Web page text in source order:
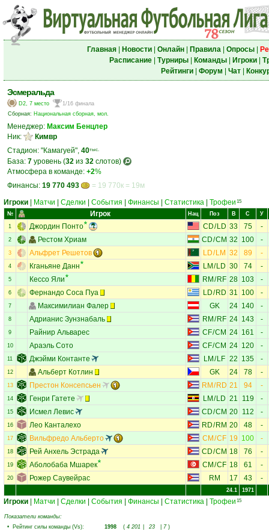
Главная| Новости| Онлайн| Правила| Опросы|
Расписание| Турниры| Команды| Игроки|
Рейтинги| Форум Чат|
Эсмеральда
D2, 7 место
1/16 финала
Сборная: Национальная сборная, мол.
Менеджер: Максим Бенцлер
Ник:
Кимвр
Стадион: "Камагуей", 40тыс.
База: 7 уровень (32 из 32 слотов)
Атмосфера в команде: +2%
Финансы: 19 770 493
= 19 770к = 19м
Игроки
Матчи Сделки События Финансы Статистика Трофеи 15
№ Игрок Нац Поз В С У
1 Джордин Понто CD/LD 33 75 -
2 Рестом Хриам CD/CM 32 100 -
3 Альфрет Решетов LD/ LM 32 89 -
4 Кганьяне Данн LM / LD 30 74 -
5 Кессо Яли RM / RF 28 103 -
6 Фернандо Соса Пуа LD/RD 31 100 -
7 Максимилиан Фалер GK 24 140 -
8 Адрианис Зунзнабаль RM / RF 24 143 -
9 Райнир Альварес CF/CM 24 161 -
10 Араэль Сото CF/CM 24 120 -
11 Джэйми Контанте LM / LF 22 135 -
12 Альберт Котлин GK 24 78 -
13 Престон Консепсьен RM / RD 21 94 -
14 Генри Гатете LM / LD 21 119 -
15 Исмел Левис CD/CM 20 112 -
16 Лео Канталехо RD/ RM 20 48 -
17 Вильфредо Альберто CM /CF 19 100 -
18 Рей Анхель Эстрада CD/CM 18 76 -
19 Аболобаба Мшарек CM /CF 18 61 -
20 Рожер Саувейрас RM 17 43 -
24.1 1971
Игроки Матчи Сделки События Финансы Статистика Трофеи 15
Показатели команды:
• Рейтинг силы команды (Vs): 1998 ( 4 201 23 7)